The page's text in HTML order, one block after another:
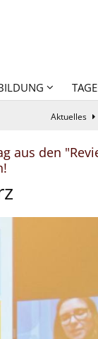
Aktuelles
aus den
: